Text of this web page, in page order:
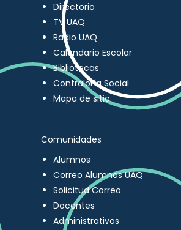
Directorio
TV UAQ
Radio UAQ
Calendario Escolar
Bibliotecas
Contraloría Social
Mapa de sitio
Comunidades
Alumnos
Correo Alumnos UAQ
Solicitud Correo
Docentes
Administrativos